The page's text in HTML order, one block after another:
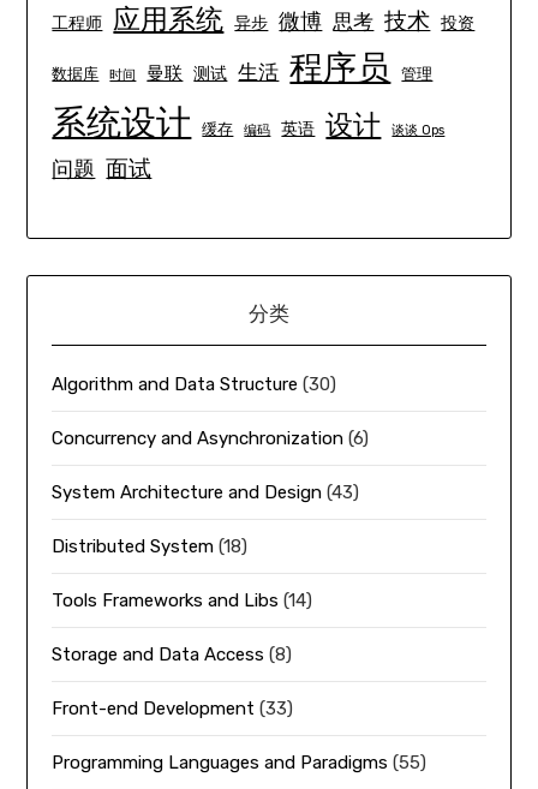
工程师 应用系统 异步 微博 思考 技术 投资
数据库 时间 曼联 测试 生活 程序员 管理
系统设计 缓存 编码 英语 设计 谈谈 Ops
问题 面试
分类
Algorithm and Data Structure (30)
Concurrency and Asynchronization (6)
System Architecture and Design (43)
Distributed System (18)
Tools Frameworks and Libs (14)
Storage and Data Access (8)
Front-end Development (33)
Programming Languages and Paradigms (55)